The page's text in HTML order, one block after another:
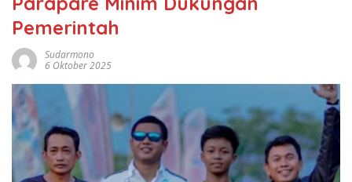
Pemerintah
Sudarmono
6 Oktober 2025